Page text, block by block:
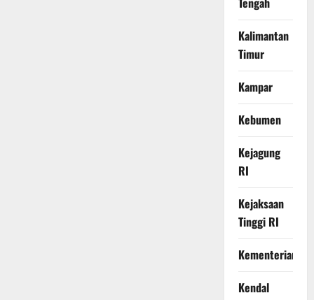
Kalimantan
Timur
Kampar
Kebumen
Kejagung
RI
Kejaksaan
Tinggi RI
Kementerian
Kendal